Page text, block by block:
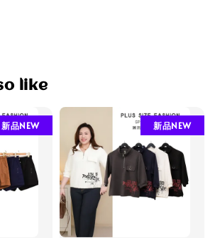
like
新品NEW 新品NEW